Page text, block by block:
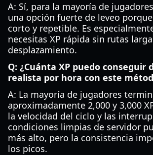
A: Sí, para la mayoría de
una opción fuerte de leveo
corto y repetible. Es
necesitas XP rápida sin rutas
desplazamiento.
Q: ¿Cuánta XP puedo conseguir
realista por hora con este
A: La mayoría de jugadores
aproximadamente 2,000 y 3,000
la velocidad del ciclo y las
condiciones limpias de servidor
más alto, pero la consistencia
los picos.